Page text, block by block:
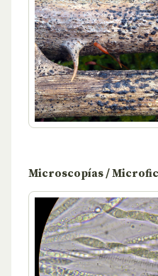
Microscopías /